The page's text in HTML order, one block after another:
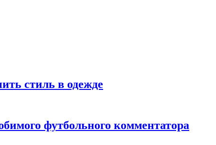
стиль в одежде
футбольного комментатора